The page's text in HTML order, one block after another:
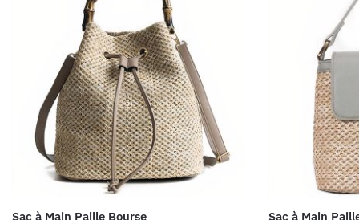
Sac à Main Paille Bourse
Sac à Main